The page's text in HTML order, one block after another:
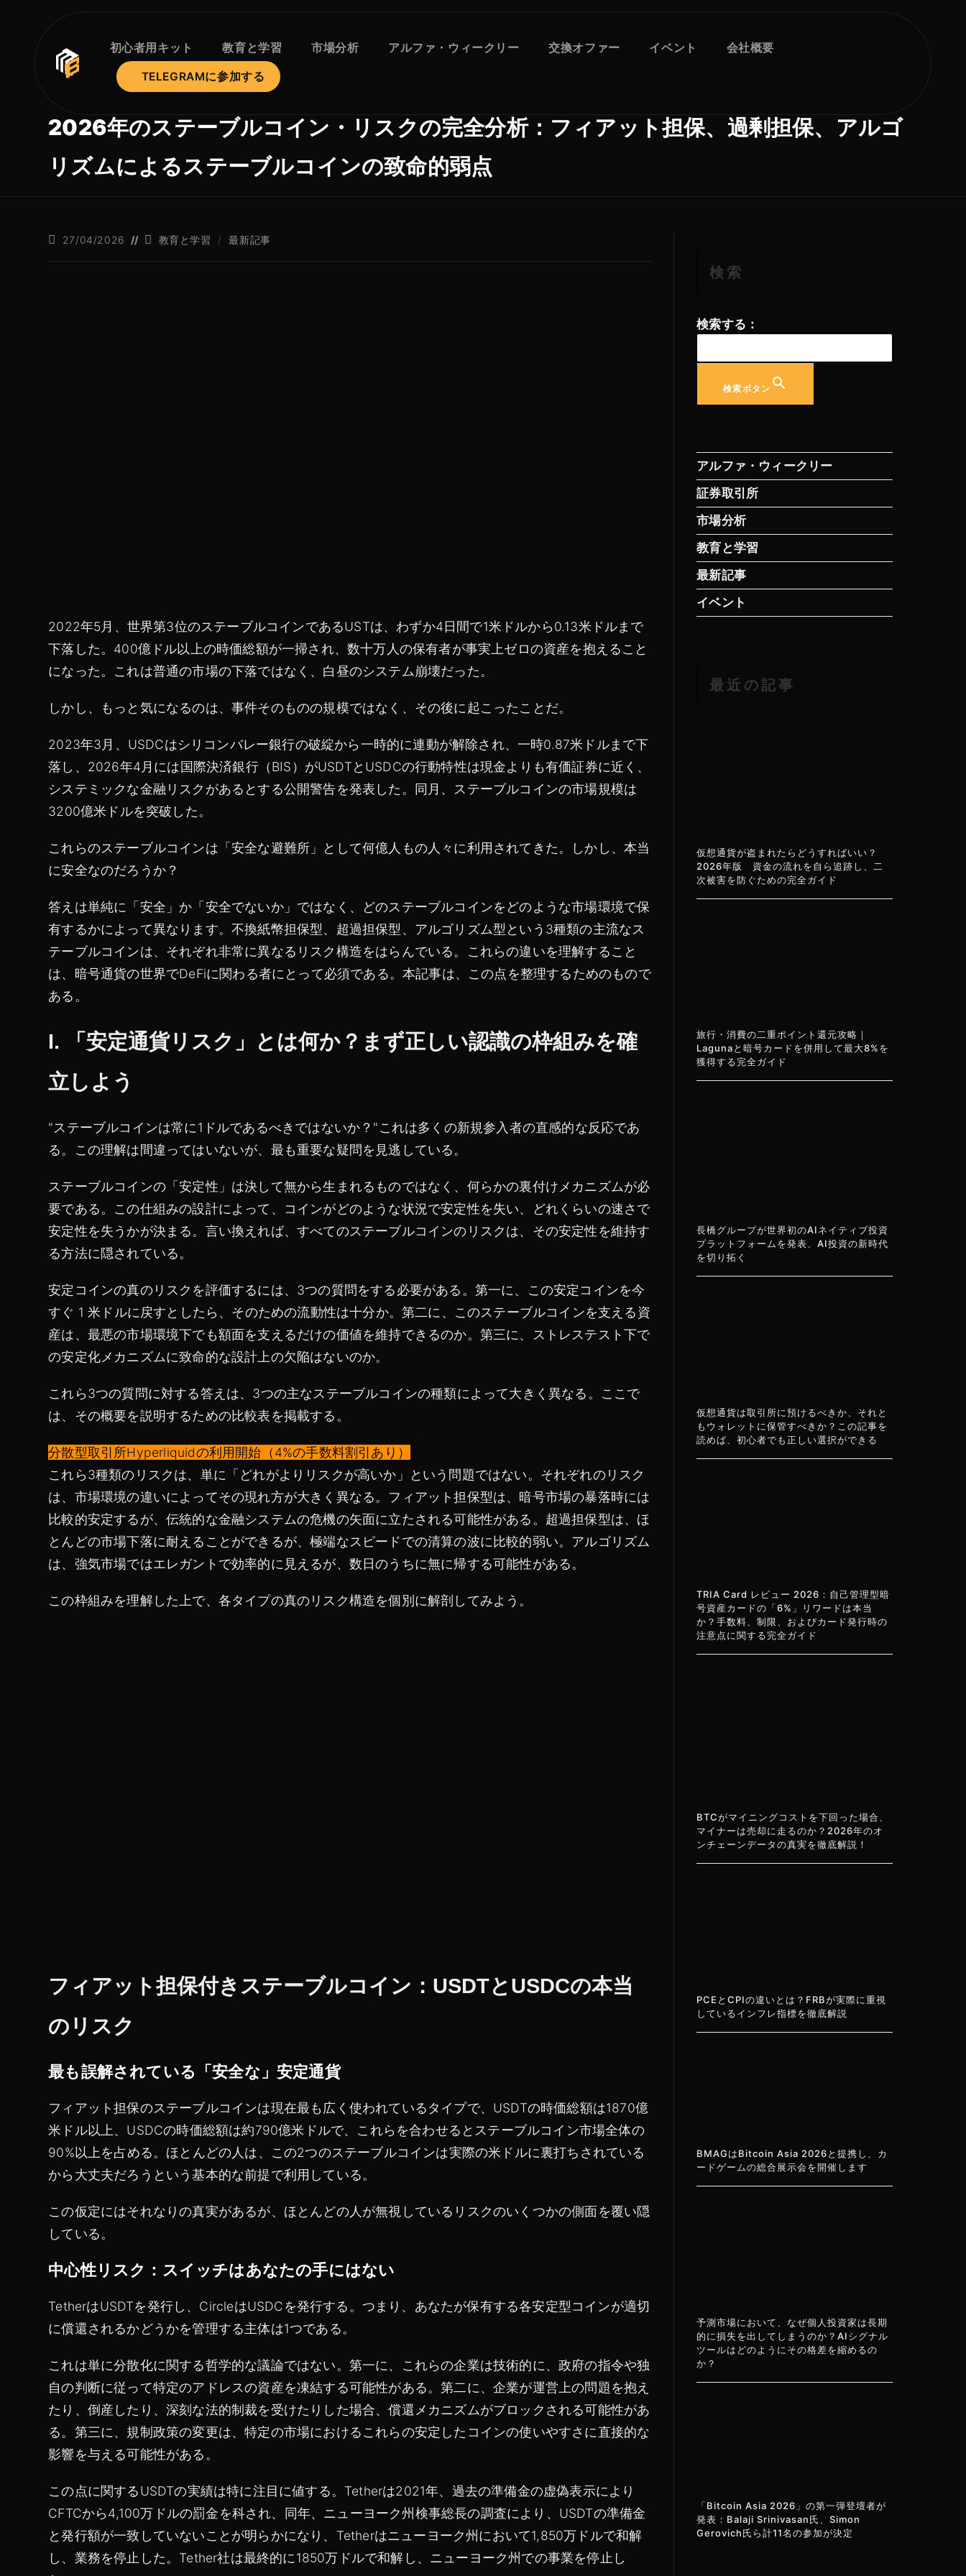
初心者用キット 教育と学習 市場分析 アルファ・ウィークリー 交換オファー イベント 会社概要
TELEGRAMに参加する
2026年のステーブルコイン・リスクの完全分析：フィアット担保、過剰担保、アルゴ
リズムによるステーブルコインの致命的弱点
掲
27/04/2026
投
教育と学習 / 最新記事
2022年5月、世界第3位のステーブルコインであるUSTは、わずか4日間で1米ドルから0.13米ドルまで
下落した。400億ドル以上の時価総額が一掃され、数十万人の保有者が事実上ゼロの資産を抱えること
になった。これは普通の市場の下落ではなく、白昼のシステム崩壊だった。
しかし、もっと気になるのは、事件そのものの規模ではなく、その後に起こったことだ。
2023年3月、USDCはシリコンバレー銀行の破綻から一時的に連動が解除され、一時0.87米ドルまで下
落し、2026年4月には国際決済銀行（BIS）がUSDTとUSDCの行動特性は現金よりも有価証券に近く、
システミックな金融リスクがあるとする公開警告を発表した。同月、ステーブルコインの市場規模は
3200億米ドルを突破した。
これらのステーブルコインは「安全な避難所」として何億人もの人々に利用されてきた。しかし、本当
に安全なのだろうか？
答えは単純に「安全」か「安全でないか」ではなく、どのステーブルコインをどのような市場環境で保
有するかによって異なります。不換紙幣担保型、超過担保型、アルゴリズム型という3種類の主流なス
テーブルコインは、それぞれ非常に異なるリスク構造をはらんでいる。これらの違いを理解すること
は、暗号通貨の世界でDeFiに関わる者にとって必須である。本記事は、この点を整理するためのもので
ある。
I. 「安定通貨リスク」とは何か？まず正しい認識の枠組みを確
立しよう
"ステーブルコインは常に1ドルであるべきではないか？"これは多くの新規参入者の直感的な反応であ
る。この理解は間違ってはいないが、最も重要な疑問を見逃している。
ステーブルコインの「安定性」は決して無から生まれるものではなく、何らかの裏付けメカニズムが必
要である。この仕組みの設計によって、コインがどのような状況で安定性を失い、どれくらいの速さで
安定性を失うかが決まる。言い換えれば、すべてのステーブルコインのリスクは、その安定性を維持す
る方法に隠されている。
安定コインの真のリスクを評価するには、3つの質問をする必要がある。第一に、この安定コインを今
すぐ 1 米ドルに戻すとしたら、そのための流動性は十分か。第二に、このステーブルコインを支える資
産は、最悪の市場環境下でも額面を支えるだけの価値を維持できるのか。第三に、ストレステスト下で
の安定化メカニズムに致命的な設計上の欠陥はないのか。
これら3つの質問に対する答えは、3つの主なステーブルコインの種類によって大きく異なる。ここで
は、その概要を説明するための比較表を掲載する。
分散型取引所Hyperliquidの利用開始（4%の手数料割引あり）
これら3種類のリスクは、単に「どれがよりリスクが高いか」という問題ではない。それぞれのリスク
は、市場環境の違いによってその現れ方が大きく異なる。フィアット担保型は、暗号市場の暴落時には
比較的安定するが、伝統的な金融システムの危機の矢面に立たされる可能性がある。超過担保型は、ほ
とんどの市場下落に耐えることができるが、極端なスピードでの清算の波に比較的弱い。アルゴリズム
は、強気市場ではエレガントで効率的に見えるが、数日のうちに無に帰する可能性がある。
この枠組みを理解した上で、各タイプの真のリスク構造を個別に解剖してみよう。
フィアット担保付きステーブルコイン：USDTとUSDCの本当
のリスク
最も誤解されている「安全な」安定通貨
フィアット担保のステーブルコインは現在最も広く使われているタイプで、USDTの時価総額は1870億
米ドル以上、USDCの時価総額は約790億米ドルで、これらを合わせるとステーブルコイン市場全体の
90%以上を占める。ほとんどの人は、この2つのステーブルコインは実際の米ドルに裏打ちされている
から大丈夫だろうという基本的な前提で利用している。
この仮定にはそれなりの真実があるが、ほとんどの人が無視しているリスクのいくつかの側面を覆い隠
している。
中心性リスク：スイッチはあなたの手にはない
TetherはUSDTを発行し、CircleはUSDCを発行する。つまり、あなたが保有する各安定型コインが適切
に償還されるかどうかを管理する主体は1つである。
これは単に分散化に関する哲学的な議論ではない。第一に、これらの企業は技術的に、政府の指令や独
自の判断に従って特定のアドレスの資産を凍結する可能性がある。第二に、企業が運営上の問題を抱え
たり、倒産したり、深刻な法的制裁を受けたりした場合、償還メカニズムがブロックされる可能性があ
る。第三に、規制政策の変更は、特定の市場におけるこれらの安定したコインの使いやすさに直接的な
影響を与える可能性がある。
この点に関するUSDTの実績は特に注目に値する。Tetherは2021年、過去の準備金の虚偽表示により
CFTCから4,100万ドルの罰金を科され、同年、ニューヨーク州検事総長の調査により、USDTの準備金
と発行額が一致していないことが明らかになり、Tetherはニューヨーク州において1,850万ドルで和解
し、業務を停止した。Tether社は最終的に1850万ドルで和解し、ニューヨーク州での事業を停止し
検索
検索する：
検索ボタン
アルファ・ウィークリー
証券取引所
市場分析
教育と学習
最新記事
イベント
最近の記事
仮想通貨が盗まれたらどうすればいい？
2026年版 資金の流れを自ら追跡し、二
次被害を防ぐための完全ガイド
旅行・消費の二重ポイント還元攻略｜
Lagunaと暗号カードを併用して最大8%を
獲得する完全ガイド
長橋グループが世界初のAIネイティブ投資
プラットフォームを発表、AI投資の新時代
を切り拓く
仮想通貨は取引所に預けるべきか、それと
もウォレットに保管すべきか？この記事を
読めば、初心者でも正しい選択ができる
TRIA Card レビュー 2026：自己管理型暗
号資産カードの「6%」リワードは本当
か？手数料、制限、およびカード発行時の
注意点に関する完全ガイド
BTCがマイニングコストを下回った場合、
マイナーは売却に走るのか？2026年のオ
ンチェーンデータの真実を徹底解説！
PCEとCPIの違いとは？FRBが実際に重視
しているインフレ指標を徹底解説
BMAGはBitcoin Asia 2026と提携し、カ
ードゲームの総合展示会を開催します
予測市場において、なぜ個人投資家は長期
的に損失を出してしまうのか？AIシグナル
ツールはどのようにその格差を縮めるの
か？
「Bitcoin Asia 2026」の第一弾登壇者が
発表：Balaji Srinivasan氏、Simon
Gerovich氏ら計11名の参加が決定